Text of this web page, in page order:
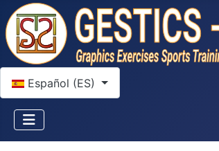
Seleccione su idioma
Español (ES)